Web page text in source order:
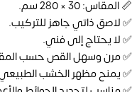
📏 المقاس: 30 × 280 سم.
✅ لاصق ذاتي جاهز للتركيب.
✅ لا يحتاج إلى فني.
✅ مرن وسهل القص حسب
✅ يمنح مظهر الخشب